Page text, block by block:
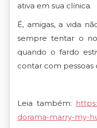
ativa em sua clínica.
É, amigas, a vida
sempre tentar o
quando o fardo
contar com pessoas
Leia também:
dorama-marry-my-